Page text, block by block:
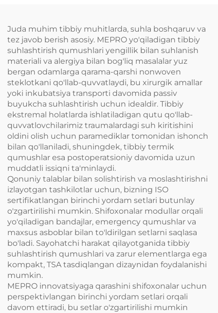
Juda muhim tibbiy muhitlarda, suhla boshqaruv va
tez javob berish asosiy. MEPRO yo'qiladigan tibbiy
suhlashtirish qumushlari yengillik bilan suhlanish
materiali va alergiya bilan bog'liq masalalar yuz
bergan odamlarga qarama-qarshi nonwoven
steklotkani qo'llab-quvvatlaydi, bu xirurgik amallar
yoki inkubatsiya transporti davomida passiv
buyukcha suhlashtirish uchun idealdir. Tibbiy
ekstremal holatlarda ishlatiladigan qutu qo'llab-
quvvatlovchilarimiz traumalardagi suh kiritishini
oldini olish uchun paramediklar tomonidan ishonch
bilan qo'llaniladi, shuningdek, tibbiy termik
qumushlar esa postoperatsioniy davomida uzun
muddatli issiqni ta'minlaydi.
Qonuniy talablar bilan solishtirish va moslashtirishni
izlayotgan tashkilotlar uchun, bizning ISO
sertifikatlangan birinchi yordam setlari butunlay
o'zgartirilishi mumkin. Shifoxonalar modullar orqali
yo'qiladigan bandajlar, emergency qumushlar va
maxsus asboblar bilan to'ldirilgan setlarni saqlasa
bo'ladi. Sayohatchi harakat qilayotganida tibbiy
suhlashtirish qumushlari va zarur elementlarga ega
kompakt, TSA tasdiqlangan dizaynidan foydalanishi
mumkin.
MEPRO innovatsiyaga qarashini shifoxonalar uchun
perspektivlangan birinchi yordam setlari orqali
davom ettiradi, bu setlar o'zgartirilishi mumkin